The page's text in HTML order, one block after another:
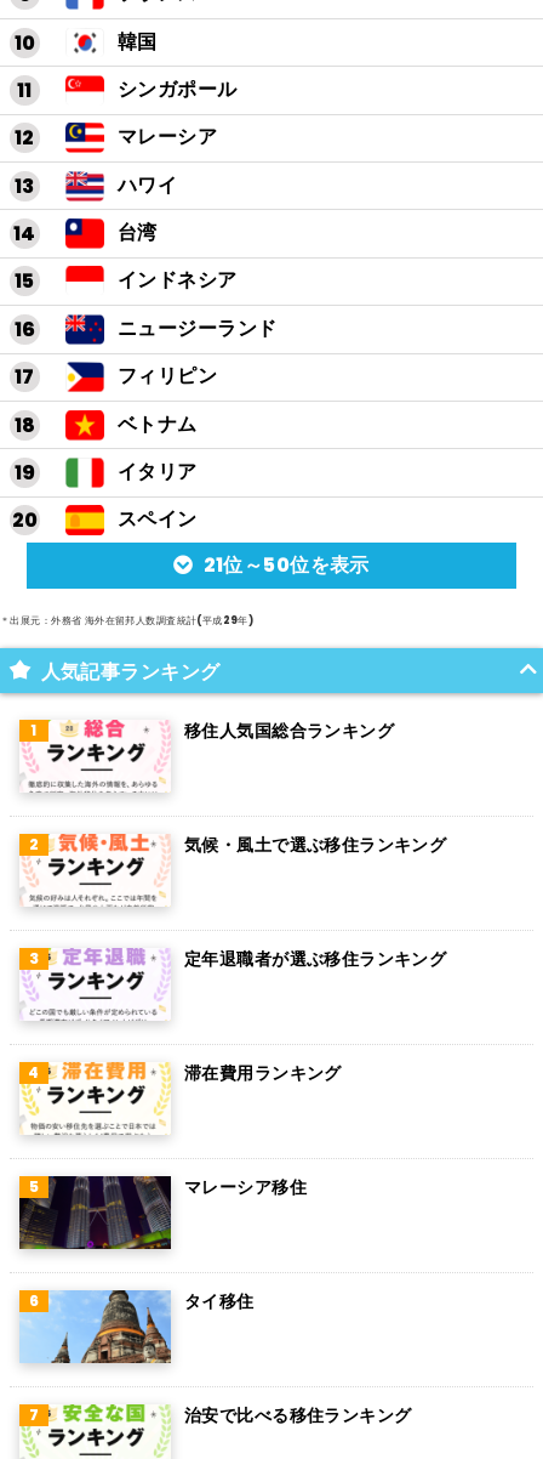
韓国
シンガポール
マレーシア
ハワイ
台湾
インドネシア
ニュージーランド
フィリピン
ベトナム
イタリア
スペイン
アルゼンチン
メキシコ
スイス
オランダ
ベルギー
グアム
パラグアイ
アラブ首長国連邦
スウェーデン
ペルー
ボリビア
カンボジア
オーストリア
ロシア
ミャンマー
アイルランド
トルコ
フィンランド
21位～50位を表示
＊出展元：外務省 海外在留邦人数調査統計(平成29年)
人気記事ランキング
移住人気国総合ランキング
気候・風土で選ぶ移住ランキング
定年退職者が選ぶ移住ランキング
滞在費用ランキング
マレーシア移住
タイ移住
治安で比べる移住ランキング